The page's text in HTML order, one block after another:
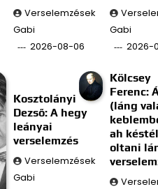
Verselemzések
Gabi
2026-08-06
Gabi
2026-
Kosztolányi
Dezső: A hegy
leányai
verselemzés
Verselemzések
Gabi
Kölcsey
Ferenc:
(láng
ah késtél
oltani